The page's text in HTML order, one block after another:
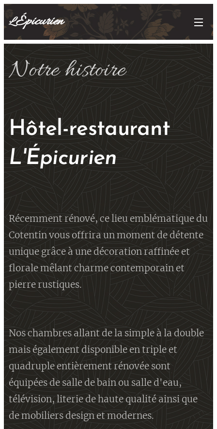
L'Épicurien
Notre histoire
Hôtel-restaurant
L'Épicurien
Récemment rénové, ce lieu emblématique du
Cotentin vous offrira un moment de détente
unique grâce à une décoration raffinée et
florale mêlant charme contemporain et
pierre rustiques.
Nos chambres allant de la simple à la double
mais également disponible en triple et
quadruple entièrement rénovée sont
équipées de salle de bain ou salle d'eau,
télévision, literie de haute qualité ainsi que
de mobiliers design et modernes.